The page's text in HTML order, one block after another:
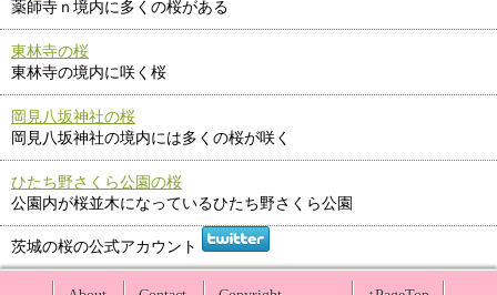
薬師寺ｎ境内に多くの桜がある
東林寺の桜
東林寺の境内に咲く桜
岡見八坂神社の桜
岡見八坂神社の境内には多くの桜が咲く
ひたち野さくら公園の桜
公園内が桜並木になっているひたち野さくら公園
茨城の桜の公式アカウント